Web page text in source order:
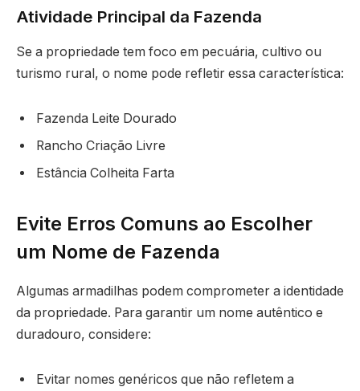
Atividade Principal da Fazenda
Se a propriedade tem foco em pecuária, cultivo ou
turismo rural, o nome pode refletir essa característica:
Fazenda Leite Dourado
Rancho Criação Livre
Estância Colheita Farta
Evite Erros Comuns ao Escolher
um Nome de Fazenda
Algumas armadilhas podem comprometer a identidade
da propriedade. Para garantir um nome autêntico e
duradouro, considere:
Evitar nomes genéricos que não refletem a